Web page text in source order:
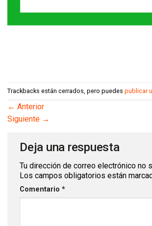
Trackbacks están cerrados, pero puedes publicar
← Anterior
Siguiente →
Deja una respuesta
Tu dirección de correo electrónico no
Los campos obligatorios están
Comentario *